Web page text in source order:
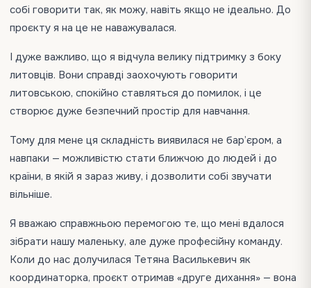
собі говорити так, як можу, навіть якщо не ідеально. До
проєкту я на це не наважувалася.
І дуже важливо, що я відчула велику підтримку з боку
литовців. Вони справді заохочують говорити
литовською, спокійно ставляться до помилок, і це
створює дуже безпечний простір для навчання.
Тому для мене ця складність виявилася не бар’єром, а
навпаки — можливістю стати ближчою до людей і до
країни, в якій я зараз живу, і дозволити собі звучати
вільніше.
Я вважаю справжньою перемогою те, що мені вдалося
зібрати нашу маленьку, але дуже професійну команду.
Коли до нас долучилася Тетяна Василькевич як
координаторка, проєкт отримав «друге дихання» — вона